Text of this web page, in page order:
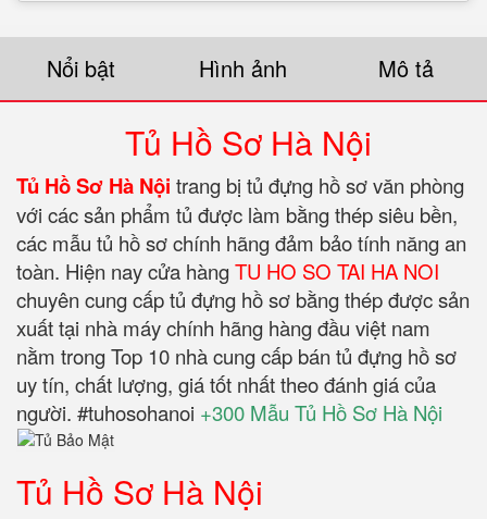
Nổi bật Hình ảnh Mô tả
Tủ Hồ Sơ Hà Nội
Tủ Hồ Sơ Hà Nội trang bị tủ đựng hồ sơ văn phòng
với các sản phẩm tủ được làm bằng thép siêu bền,
các mẫu tủ hồ sơ chính hãng đảm bảo tính năng an
toàn. Hiện nay cửa hàngTU HO SO TAI HA NOI
chuyên cung cấp tủ đựng hồ sơ bằng thép được sản
xuất tại nhà máy chính hãng hàng đầu việt nam
nằm trong Top 10 nhà cung cấp bán tủ đựng hồ sơ
uy tín, chất lượng, giá tốt nhất theo đánh giá của
người. #tuhosohanoi +300 Mẫu Tủ Hồ Sơ Hà Nội
Tủ Hồ Sơ Hà Nội